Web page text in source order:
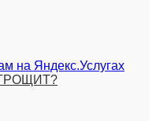
на Яндекс.Услугах